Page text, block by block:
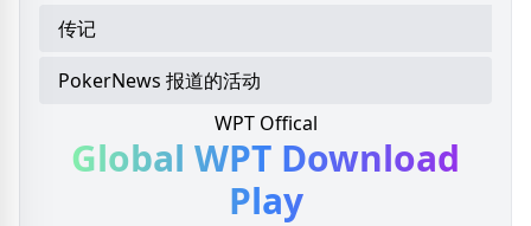
传记
PokerNews 报道的活动
WPT Offical
Global WPT Download
Play